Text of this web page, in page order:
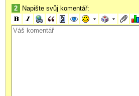
2 Napište svůj komentář: